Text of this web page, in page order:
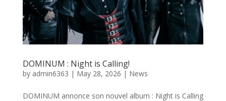
DOMINUM : Night is Calling!
by admin6363 | May 28, 2026 | News
DOMINUM annonce son nouvel album : Night is Calling